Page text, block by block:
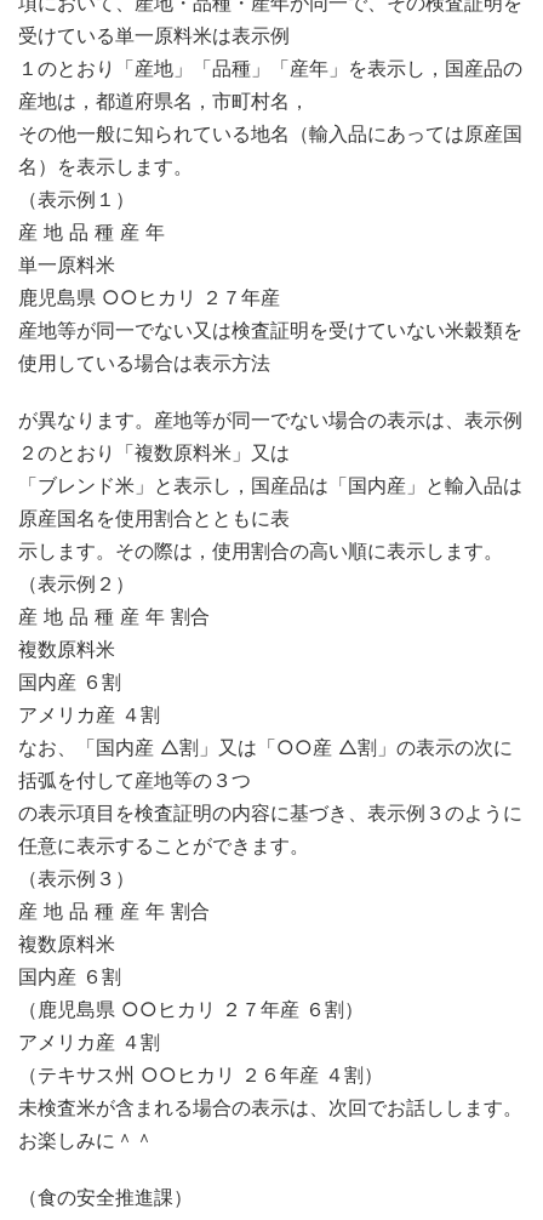
受けている単一原料米は表示例
１のとおり「産地」「品種」「産年」を表示し，国産品の
産地は，都道府県名，市町村名，
その他一般に知られている地名（輸入品にあっては原産国
名）を表示します。
（表示例１）
産 地 品 種 産 年
単一原料米
鹿児島県 ○○ヒカリ ２７年産
産地等が同一でない又は検査証明を受けていない米穀類を
使用している場合は表示方法
が異なります。産地等が同一でない場合の表示は、表示例
２のとおり「複数原料米」又は
「ブレンド米」と表示し，国産品は「国内産」と輸入品は
原産国名を使用割合とともに表
示します。その際は，使用割合の高い順に表示します。
（表示例２）
産 地 品 種 産 年 割合
複数原料米
国内産 ６割
アメリカ産 ４割
なお、「国内産 △割」又は「○○産 △割」の表示の次に
括弧を付して産地等の３つ
の表示項目を検査証明の内容に基づき、表示例３のように
任意に表示することができます。
（表示例３）
産 地 品 種 産 年 割合
複数原料米
国内産 ６割
（鹿児島県 ○○ヒカリ ２７年産 ６割）
アメリカ産 ４割
（テキサス州 ○○ヒカリ ２６年産 ４割）
未検査米が含まれる場合の表示は、次回でお話しします。
お楽しみに＾＾
（食の安全推進課）